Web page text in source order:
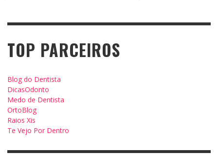
TOP PARCEIROS
Blog do Dentista
DicasOdonto
Medo de Dentista
OrtoBlog
Raios Xis
Te Vejo Por Dentro